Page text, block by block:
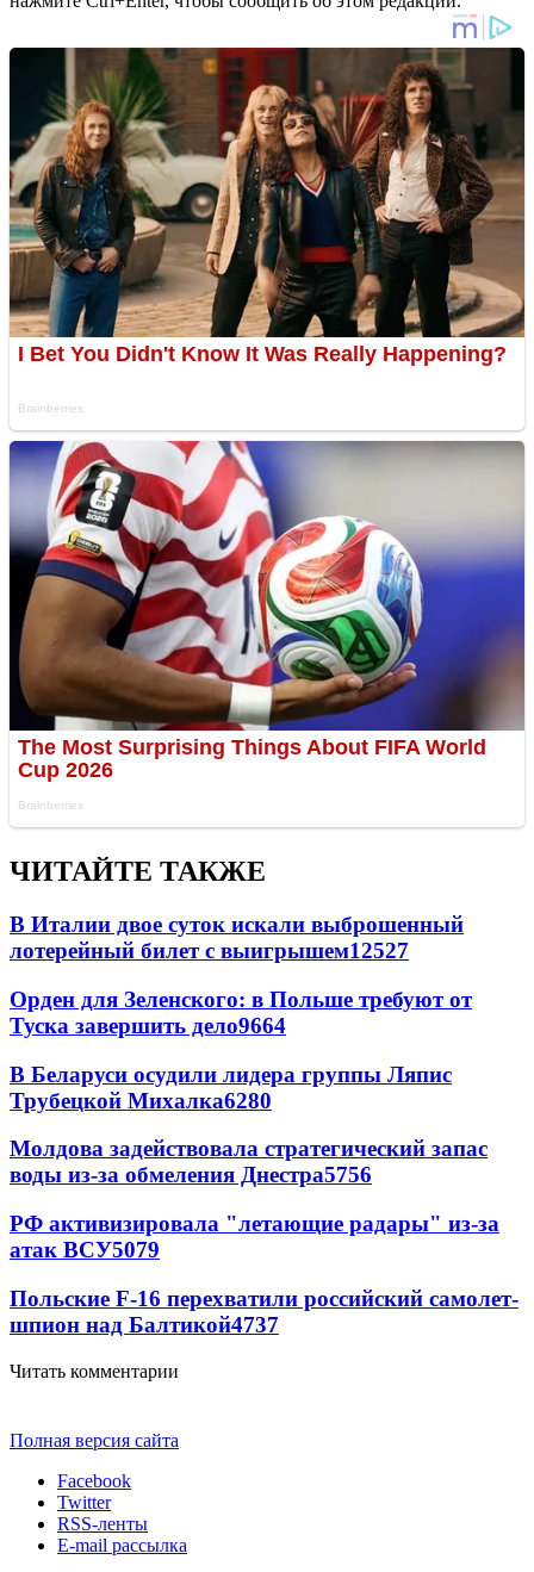
ЧИТАЙТЕ ТАКЖЕ
В Италии двое суток искали выброшенный
лотерейный билет с выигрышем12527
Орден для Зеленского: в Польше требуют от
Туска завершить дело9664
В Беларуси осудили лидера группы Ляпис
Трубецкой Михалка6280
Молдова задействовала стратегический запас
воды из-за обмеления Днестра5756
РФ активизировала "летающие радары" из-за
атак ВСУ5079
Польские F-16 перехватили российский самолет-
шпион над Балтикой4737
Читать комментарии
Полная версия сайта
Facebook
Twitter
RSS-ленты
E-mail рассылка